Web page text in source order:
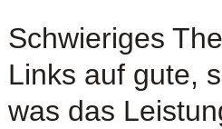
Schwieriges
Links auf gute,
was das